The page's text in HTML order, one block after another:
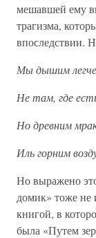
мешавшей ему
трагизма,
впоследствии.
Мы дышим легче
Не там, где
Но древним
Иль горним
Но выражено
домик» тоже не
книгой, в
была «Путем